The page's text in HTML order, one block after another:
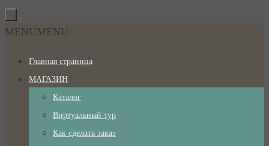
Перейти
к
Перейти
содержимому
MENUMENU
Главная страница
МАГАЗИН
Каталог
Виртуальный тур
Как сделать заказ